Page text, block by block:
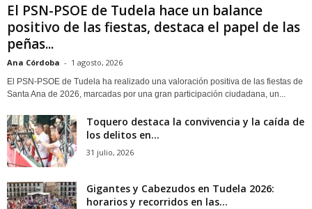
El PSN-PSOE de Tudela hace un balance
positivo de las fiestas, destaca el papel de las
peñas...
Ana Córdoba - 1 agosto, 2026
El PSN-PSOE de Tudela ha realizado una valoración positiva de las fiestas de
Santa Ana de 2026, marcadas por una gran participación ciudadana, un...
Toquero destaca la convivencia y la caída de
los delitos en...
31 julio, 2026
Gigantes y Cabezudos en Tudela 2026:
horarios y recorridos en las...